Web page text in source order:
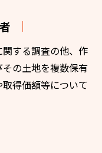
する調査の他、作
の土地を複数保有
得価額等について